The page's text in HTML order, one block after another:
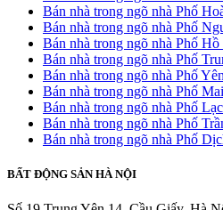
Bán nhà trong ngõ nhà Phố
Bán nhà trong ngõ nhà Phố
Bán nhà trong ngõ nhà Phố
Bán nhà trong ngõ nhà Phố
Bán nhà trong ngõ nhà Phố
Bán nhà trong ngõ nhà Phố
Bán nhà trong ngõ nhà Phố
Bán nhà trong ngõ nhà Phố
Bán nhà trong ngõ nhà Phố
BẤT ĐỘNG SẢN HÀ NỘI